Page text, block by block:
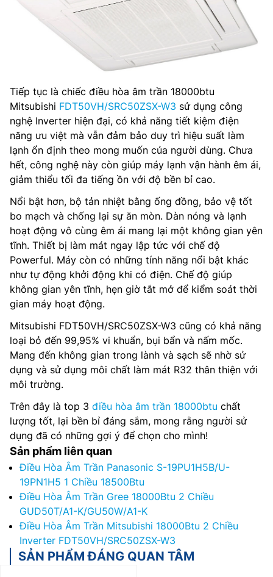
Tiếp tục là chiếc điều hòa âm trần 18000btu
Mitsubishi FDT50VH/SRC50ZSX-W3 sử dụng công
nghệ Inverter hiện đại, có khả năng tiết kiệm điện
năng ưu việt mà vẫn đảm bảo duy trì hiệu suất làm
lạnh ổn định theo mong muốn của người dùng. Chưa
hết, công nghệ này còn giúp máy lạnh vận hành êm ái,
giảm thiểu tối đa tiếng ồn với độ bền bỉ cao.
Nổi bật hơn, bộ tản nhiệt bằng ống đồng, bảo vệ tốt
bo mạch và chống lại sự ăn mòn. Dàn nóng và lạnh
hoạt động vô cùng êm ái mang lại một không gian yên
tĩnh. Thiết bị làm mát ngay lập tức với chế độ
Powerful. Máy còn có những tính năng nổi bật khác
như tự động khởi động khi có điện. Chế độ giúp
không gian yên tĩnh, hẹn giờ tắt mở để kiểm soát thời
gian máy hoạt động.
Mitsubishi FDT50VH/SRC50ZSX-W3 cũng có khả năng
loại bỏ đến 99,95% vi khuẩn, bụi bẩn và nấm mốc.
Mang đến không gian trong lành và sạch sẽ nhờ sử
dụng và sử dụng môi chất làm mát R32 thân thiện với
môi trường.
Trên đây là top 3 điều hòa âm trần 18000btu chất
lượng tốt, lại bền bỉ đáng sắm, mong rằng người sử
dụng đã có những gợi ý để chọn cho mình!
Sản phẩm liên quan
Điều Hòa Âm Trần Panasonic S-19PU1H5B/U-
19PN1H5 1 Chiều 18500Btu
Điều Hòa Âm Trần Gree 18000Btu 2 Chiều
GUD50T/A1-K/GU50W/A1-K
Điều Hòa Âm Trần Mitsubishi 18000Btu 2 Chiều
Inverter FDT50VH/SRC50ZSX-W3
SẢN PHẨM ĐÁNG QUAN TÂM